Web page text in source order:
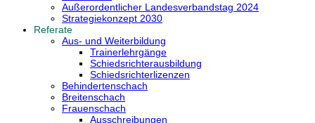
Außerordentlicher Landesverbandstag 2024
Strategiekonzept 2030
Referate
Aus- und Weiterbildung
Trainerlehrgänge
Schiedsrichterausbildung
Schiedsrichterlizenzen
Behindertenschach
Breitenschach
Frauenschach
Ausschreibungen